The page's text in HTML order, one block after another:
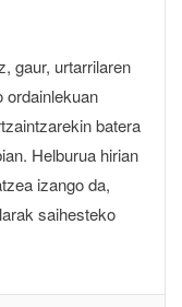
gaur, urtarrilaren
ordainlekuan
batera
Helburua hirian
izango da,
saihesteko